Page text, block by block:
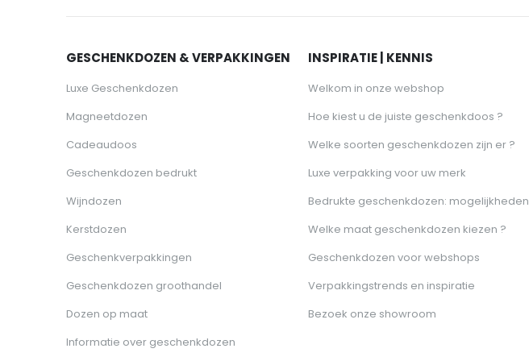
GESCHENKDOZEN & VERPAKKINGEN
Luxe Geschenkdozen
Magneetdozen
Cadeaudoos
Geschenkdozen bedrukt
Wijndozen
Kerstdozen
Geschenkverpakkingen
Geschenkdozen groothandel
Dozen op maat
Informatie over geschenkdozen
INSPIRATIE | KENNIS
Welkom in onze webshop
Hoe kiest u de juiste geschenkdoos ?
Welke soorten geschenkdozen zijn er ?
Luxe verpakking voor uw merk
Bedrukte geschenkdozen: mogelijkheden
Welke maat geschenkdozen kiezen ?
Geschenkdozen voor webshops
Verpakkingstrends en inspiratie
Bezoek onze showroom